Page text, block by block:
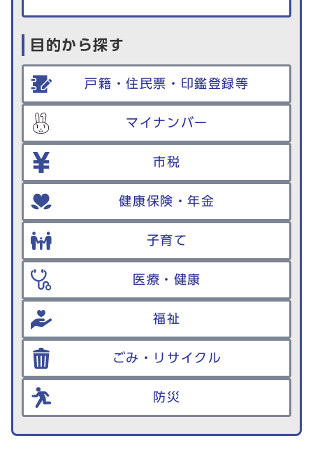
目的から探す
戸籍・住民票・印鑑登録等
マイナンバー
市税
健康保険・年金
子育て
医療・健康
福祉
ごみ・リサイクル
防災